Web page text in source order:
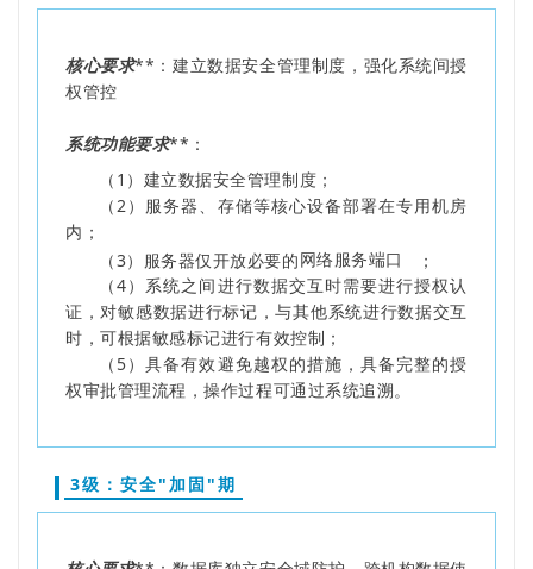
核心要求**：建立数据安全管理制度，强化系统间授
权管控
系统功能要求**：
（1）建立数据安全管理制度；
（2）服务器、存储等核心设备部署在专用机房
内；
（3）服务器仅开放必要的网络服务端口
；
（4）系统之间进行数据交互时需要进行授权认
证，对敏感数据进行标记，与其他系统进行数据交互
时，可根据敏感标记进行有效控制；
（5）具备有效避免越权的措施，具备完整的授
权审批管理流程，操作过程可通过系统追溯。
3级：安全"加固"期